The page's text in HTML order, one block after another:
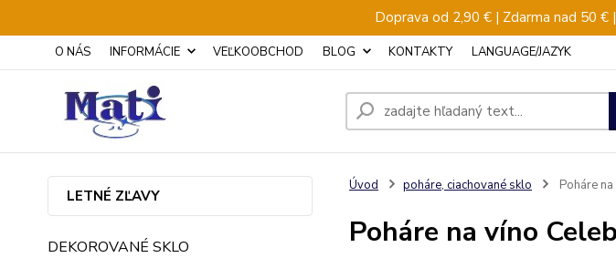
Doprava od 2,90 € | Zdarma nad 50
O NÁS INFORMÁCIE VEĽKOOBCHOD BLOG KONTAKTY LANGUAGE/JAZYK
LETNÉ ZĽAVY
DEKOROVANÉ SKLO
Úvod poháre, ciachované sklo Poháre
Poháre na víno